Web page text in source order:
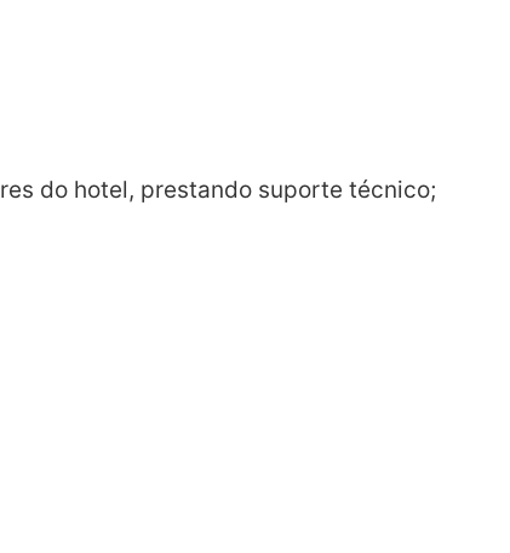
do hotel, prestando suporte técnico;